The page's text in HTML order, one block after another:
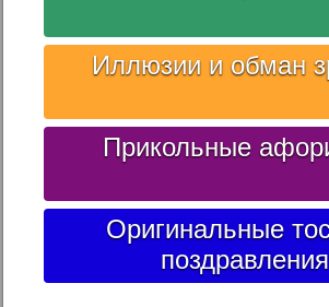
Иллюзии и обман
Прикольные
Оригинальные
поздравления